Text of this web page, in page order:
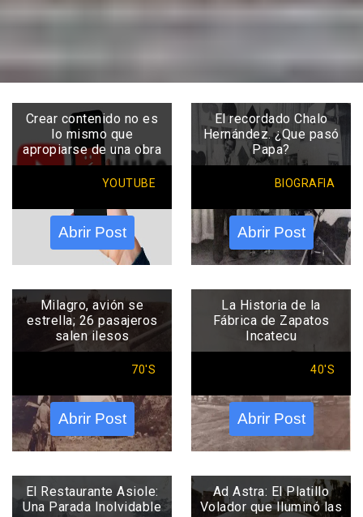
Crear contenido no es
lo mismo que
apropiarse de una obra
YOUTUBE
Abrir Post
El recordado Chalo
Hernández. ¿Que pasó
Papa?
BIOGRAFIA
Abrir Post
Milagro, avión se
estrella; 26 pasajeros
salen ilesos
70'S
Abrir Post
La Historia de la
Fábrica de Zapatos
Incatecu
40'S
Abrir Post
El Restaurante Asiole:
Una Parada Inolvidable
Ad Astra: El Platillo
Volador que Iluminó las